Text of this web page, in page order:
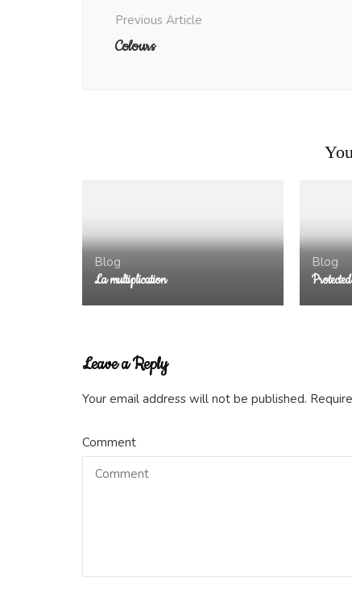
Previous Article
Colours
Blog
La multiplication
Blog
Leave a Reply
Your email address will not be published.
Comment